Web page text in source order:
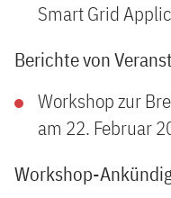
Smart Grid
Berichte von
Workshop zur
am 22. Februar
Workshop-